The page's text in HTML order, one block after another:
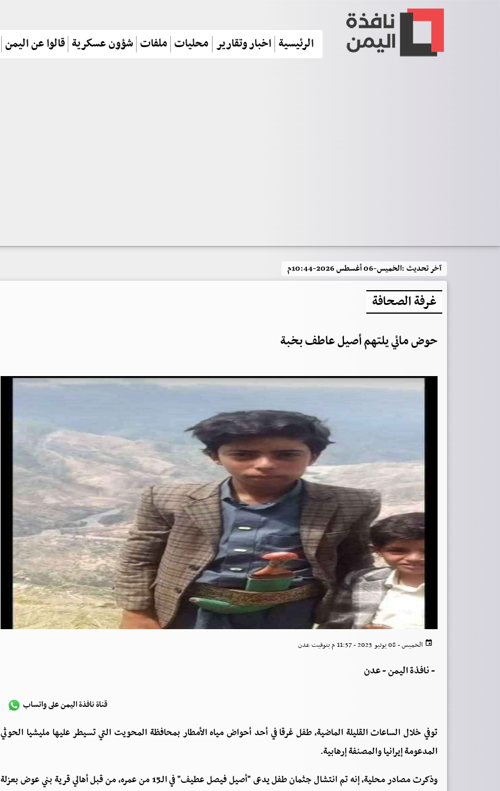
الرئيسية اخبار وتقارير محليات ملفات شؤون عسكرية قالوا عن اليمن
آخر تحديث :الخميس-06 أغسطس 2026-10:44م
غرفة الصحافة
حوض مائي يلتهم أصيل عاطف بخبة
الخميس - 08 يونيو 2023 - 11:57 م بتوقيت عدن
-نافذة اليمن - عدن
قناة نافذة اليمن على واتساب
توفي خلال الساعات القليلة الماضية، طفل غرقا في أحد أحواض مياه الأمطار بمحافظة المحويت التي تسيطر عليها مليشيا الحوثي
المدعومة إيرانيا والمصنفة إرهابية.
وذكرت مصادر محلية، إنه تم انتشال جثمان طفل يدعى "أصيل فيصل عطيف" في الـ15 من عمره، من قبل أهالي قرية بني عوض بعزلة